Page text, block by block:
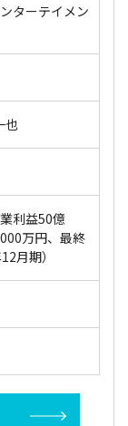
ターテイメン
也
利益50億
万円、最終
月期）